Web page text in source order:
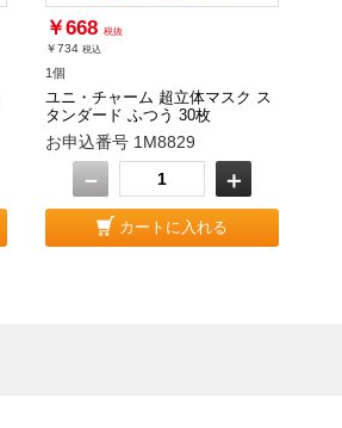
￥668 税抜
￥734 税込
1個
ユニ・チャーム 超立体マスク ス
タンダード ふつう 30枚
お申込番号 1M8829
－ ＋
カートに入れる